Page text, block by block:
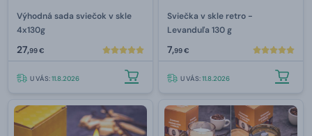
Výhodná sada sviečok v skle
4x130g
27,99 €
U VÁS:11.8.2026
Sviečka v skle retro -
Levanduľa 130 g
7,99 €
U VÁS:11.8.2026